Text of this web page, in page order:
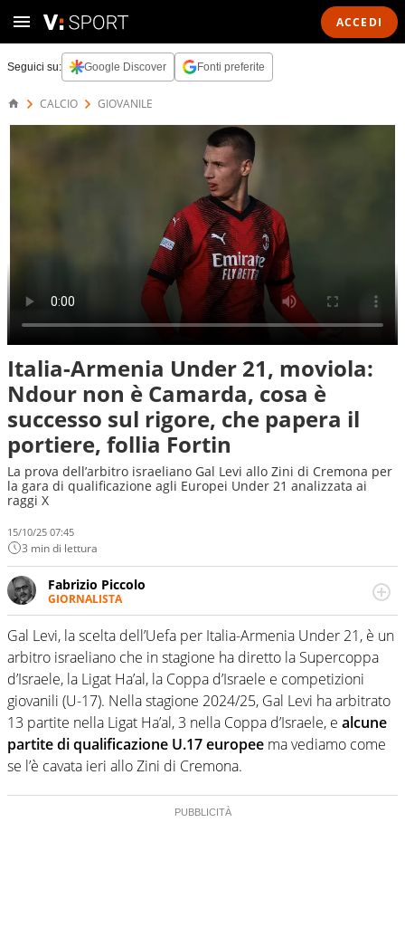
ACCEDI
Seguici su: Google Discover Fonti preferite
CALCIO GIOVANILE
Italia-Armenia Under 21, moviola:
Ndour non è Camarda, cosa è
successo sul rigore, che papera il
portiere, follia Fortin
La prova dell’arbitro israeliano Gal Levi allo Zini di Cremona per
la gara di qualificazione agli Europei Under 21 analizzata ai
raggi X
15/10/25 07:45
3 min di lettura
Fabrizio Piccolo
GIORNALISTA
Nella sua carriera ha seguito numerose manifestazioni
sportive e collaborato con agenzie e testate. Esperienza,
competenza, conoscenza e memoria storica. Si occupa
prevalentemente di calcio
Gal Levi, la scelta dell’Uefa per Italia-Armenia Under 21, è un
arbitro israeliano che in stagione ha diretto la Supercoppa
d’Israele, la Ligat Ha’al, la Coppa d’Israele e competizioni
giovanili (U-17). Nella stagione 2024/25, Gal Levi ha arbitrato
13 partite nella Ligat Ha’al, 3 nella Coppa d’Israele, e alcune
partite di qualificazione U.17 europee ma vediamo come
se l’è cavata ieri allo Zini di Cremona.